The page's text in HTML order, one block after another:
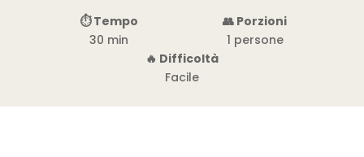
⏱ Tempo
30 min
👥 Porzioni
1 persone
🔥 Difficoltà
Facile